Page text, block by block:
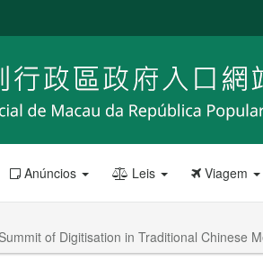
Anúncios Leis Viagem
of Digitisation in Traditional Chinese